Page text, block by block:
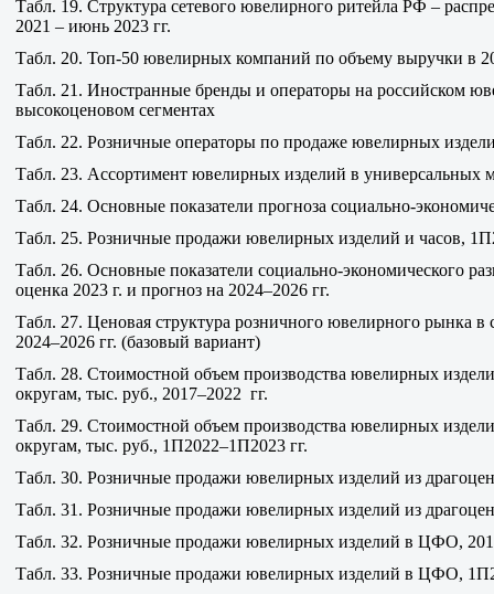
Табл. 19. Структура сетевого ювелирного ритейла РФ –
2021 – июнь 2023 гг.
Табл. 20. Топ-50 ювелирных компаний по объему выручки в
Табл. 21. Иностранные бренды и операторы на российском
высокоценовом сегментах
Табл. 22. Розничные операторы по продаже ювелирных
Табл. 23. Ассортимент ювелирных изделий в универсальных
Табл. 24. Основные показатели прогноза социально-
Табл. 25. Розничные продажи ювелирных изделий и часов,
Табл. 26. Основные показатели социально-экономического
оценка 2023 г. и прогноз на 2024–2026 гг.
Табл. 27. Ценовая структура розничного ювелирного рынка
2024–2026 гг. (базовый вариант)
Табл. 28. Стоимостной объем производства ювелирных
округам, тыс. руб., 2017–2022 гг.
Табл. 29. Стоимостной объем производства ювелирных
округам, тыс. руб., 1П2022–1П2023 гг.
Табл. 30. Розничные продажи ювелирных изделий из
Табл. 31. Розничные продажи ювелирных изделий из
Табл. 32. Розничные продажи ювелирных изделий в ЦФО,
Табл. 33. Розничные продажи ювелирных изделий в ЦФО,